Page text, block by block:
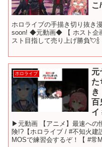
こ
ホロライブの手描き切り抜
soon! ◆元動画◆ 【 ホスト企
スト目指して売り上げ勝負
ホロライブ
元
た
き
百
イ
▶元動画 【アニメ】最速への
険!?【ホロライブ / #不知火建
MOSで練習会するぞ！【 #常